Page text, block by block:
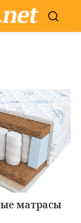
матрасы